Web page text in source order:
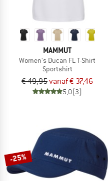
MAMMUT
Women's Ducan FL T-Shirt
Sportshirt
€ 49,95vanaf € 37,46
5,0(3)
-25%